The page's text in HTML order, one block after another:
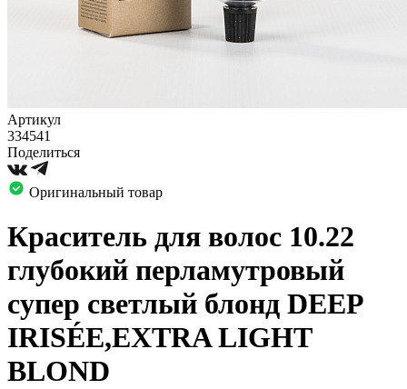
Артикул
334541
Поделиться
Оригинальный товар
Краситель для волос 10.22
глубокий перламутровый
супер светлый блонд DEEP
IRISÉE,EXTRA LIGHT
BLOND